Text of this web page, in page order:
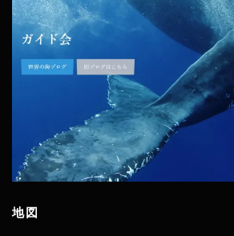
地図